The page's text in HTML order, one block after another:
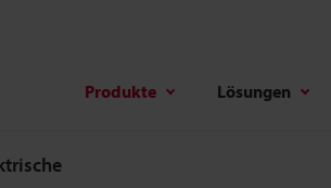
Produkte Lösungen